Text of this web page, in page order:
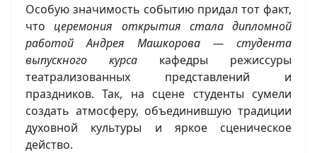
Особую значимость событию придал тот факт,
что церемония открытия стала дипломной
работой Андрея Машкорова — студента
выпускного курса кафедры режиссуры
театрализованных представлений и
праздников. Так, на сцене студенты сумели
создать атмосферу, объединившую традиции
духовной культуры и яркое сценическое
действо.